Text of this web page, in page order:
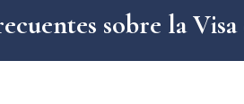
ecuentes sobre laVisa